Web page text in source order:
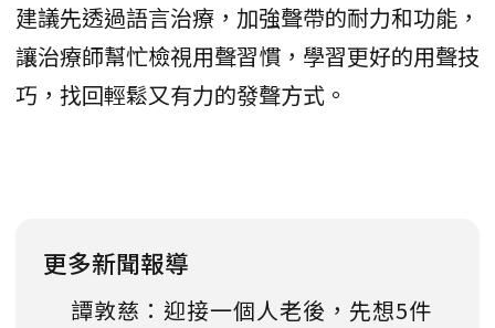
建議先透過語言治療，加強聲帶的耐力和功能，
讓治療師幫忙檢視用聲習慣，學習更好的用聲技
巧，找回輕鬆又有力的發聲方式。
更多新聞報導
譚敦慈：迎接一個人老後，先想5件